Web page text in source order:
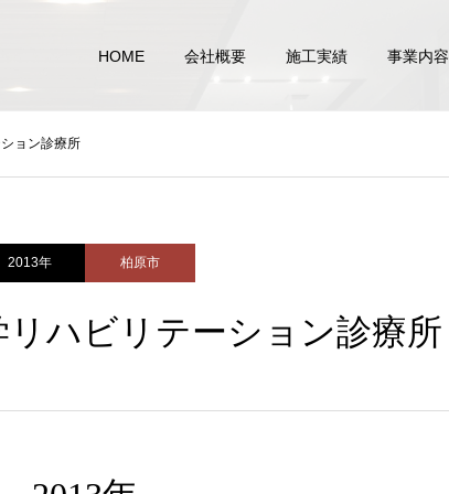
HOME 会社概要 施工実績 事業内容
ョン診療所
2013年 柏原市
リハビリテーション診療所